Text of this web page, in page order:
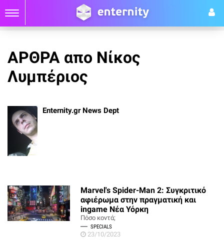
ΑΡΘΡΑ απο Νίκος
Λυμπέριος
Enternity.gr News Dept
Marvel's Spider-Man 2: Συγκριτικό
αφιέρωμα στην πραγματική και
ingame Νέα Υόρκη
Πόσο κοντά;
SPECIALS
23/10/2023